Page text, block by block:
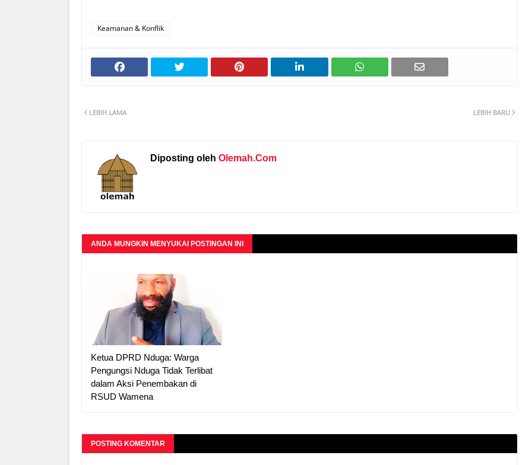
Keamanan & Konflik
LEBIH BARU
LEBIH LAMA
Diposting oleh Olemah.Com
ANDA MUNGKIN MENYUKAI POSTINGAN INI
Ketua DPRD Nduga: Warga
Pengungsi Nduga Tidak Terlibat
dalam Aksi Penembakan di
RSUD Wamena
POSTING KOMENTAR